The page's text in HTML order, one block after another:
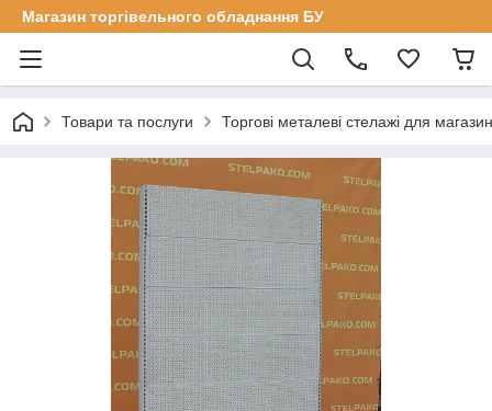
Магазин торгівельного обладнання БУ
Товари та послуги Торгові металеві стелажі для